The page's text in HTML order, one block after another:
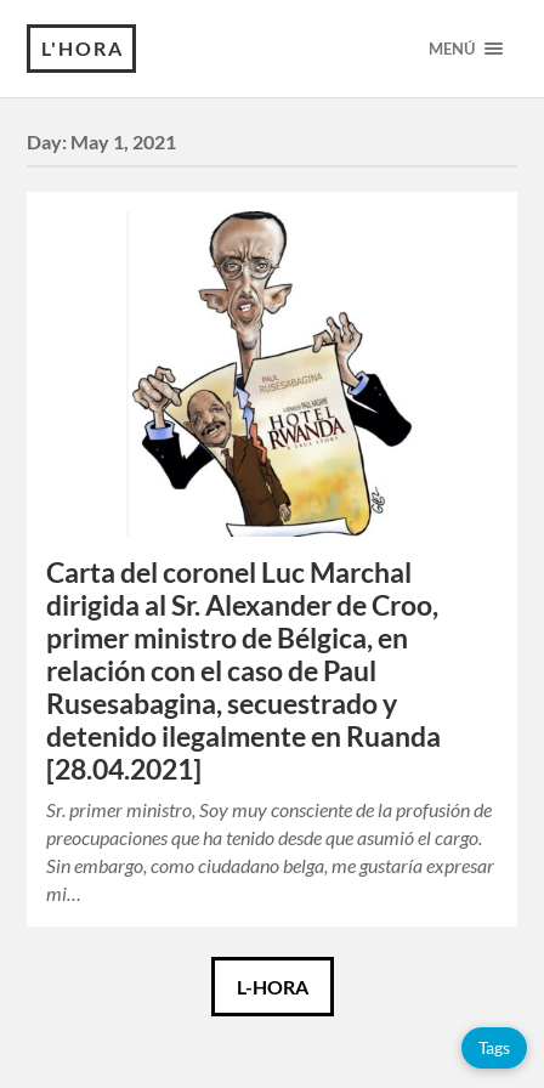
L'HORA MENÚ
Day: May 1, 2021
Carta del coronel Luc Marchal
dirigida al Sr. Alexander de Croo,
primer ministro de Bélgica, en
relación con el caso de Paul
Rusesabagina, secuestrado y
detenido ilegalmente en Ruanda
[28.04.2021]
Sr. primer ministro, Soy muy consciente de la profusión de
preocupaciones que ha tenido desde que asumió el cargo.
Sin embargo, como ciudadano belga, me gustaría expresar
mi…
L-HORA
Tags